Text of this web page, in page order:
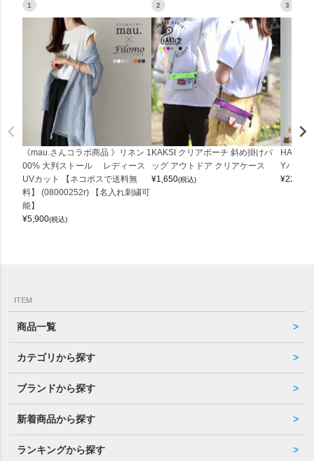
1
《mau.さんコラボ商品 》リネン 1
00% 大判ストール レディース
UVカット 【ネコポスで送料無
料】 (08000252r) 【名入れ刺繍可
能】
¥5,900(税込)
2
KAKSI クリアポーチ 斜め掛けバ
ッグ アウトドア クリアケース
¥1,650(税込)
3
Yバッグ
¥22,000
ITEM
商品一覧
カテゴリから探す
ブランドから探す
新着商品から探す
ランキングから探す